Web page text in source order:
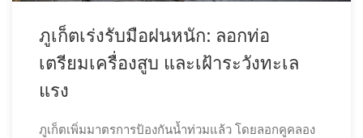
ภูเก็ตเร่งรับมือฝนหนัก: ลอกท่อ
เตรียมเครื่องสูบ และเฝ้าระวังทะเล
แรง
ภูเก็ตเพิ่มมาตรการป้องกันน้ำท่วมแล้ว โดยลอกคูคลอง